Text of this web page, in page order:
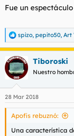
Fue un
R
e
a
c
c
i
e
s
spizo, pepito50, Art
Tiboroski
Nuestro
28 Mar 2018
Apofis rebuznó:
Una característica